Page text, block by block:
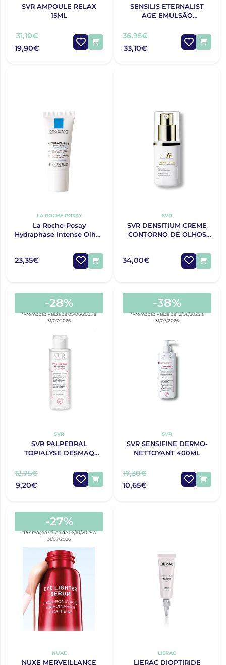
SVR AMPOULE RELAX
15ML
31,10€
19,90€
SENSILIS ETERNALIST
AGE EMULSÃO
36,95€
33,10€
LA ROCHE POSAY
La Roche-Posay
Hydraphase Intense Olhos
23,35€
SVR
SVR DENSITIUM CREME
CONTORNO DE OLHOS
34,00€
-28%
*Promoção válida de 05/06/2025 a
31/07/2026
SVR
SVR PALPEBRAL
TOPIALYSE DESMAQ
12,75€
9,20€
-38%
*Promoção válida de 12/06/2025 a
31/07/2026
SVR
SVR SENSIFINE DERMO-
NETTOYANT 400ML
17,30€
10,65€
-27%
*Promoção válida de 06/10/2025 a
31/07/2026
NUXE
NUXE MERVEILLANCE
LIERAC
LIERAC DIOPTIRIDE